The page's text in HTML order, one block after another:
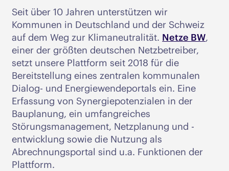
Seit über 10 Jahren unterstützen wir
Kommunen in Deutschland und der Schweiz
auf dem Weg zur Klimaneutralität. Netze BW,
einer der größten deutschen Netzbetreiber,
setzt unsere Plattform seit 2018 für die
Bereitstellung eines zentralen kommunalen
Dialog- und Energiewendeportals ein. Eine
Erfassung von Synergiepotenzialen in der
Bauplanung, ein umfangreiches
Störungsmanagement, Netzplanung und -
entwicklung sowie die Nutzung als
Abrechnungsportal sind u.a. Funktionen der
Plattform.